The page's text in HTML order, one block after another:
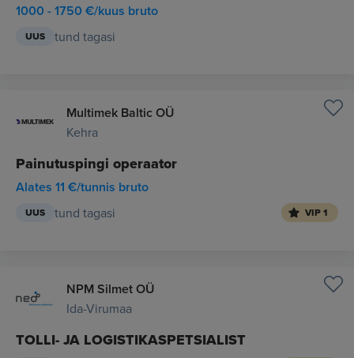
1000 - 1750 €/kuus bruto
UUS tund tagasi
Multimek Baltic OÜ
Kehra
Painutuspingi operaator
Alates 11 €/tunnis bruto
UUS tund tagasi VIP 1
NPM Silmet OÜ
Ida-Virumaa
TOLLI- JA LOGISTIKASPETSIALIST